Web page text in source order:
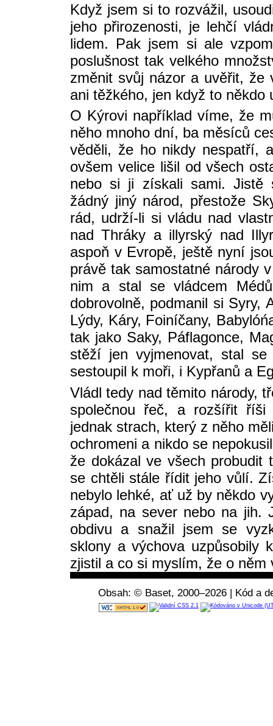
Když jsem si to rozvážil,
jeho přirozenosti, je lehčí
lidem. Pak jsem si ale
poslušnost tak velkého
změnit svůj názor a uvěřit, že
ani těžkého, jen když to
O Kýrovi například víme, že
něho mnoho dní, ba měsíců
věděli, že ho nikdy nespatří,
ovšem velice lišil od všech
nebo si ji získali sami. Jistě
žádný jiný národ, přestože
rád, udrží-li si vládu nad
nad Thráky a illyrský nad
aspoň v Evropě, ještě nyní
právě tak samostatné národy
nim a stal se vládcem
dobrovolně, podmanil si Syry,
Lýdy, Káry, Foiníčany,
tak jako Saky, Páflagonce,
stěží jen vyjmenovat, stal
sestoupil k moři, i Kypřanů a
Vládl tedy nad těmito národy,
společnou řeč, a rozšířit
jednak strach, který z něho
ochromeni a nikdo se
že dokázal ve všech probudit
se chtěli stále řídit jeho vůlí.
nebylo lehké, ať už by někdo
západ, na sever nebo na jih.
obdivu a snažil jsem se
sklony a výchova uzpůsobily
zjistil a co si myslím, že o
Obsah: © Baset, 2000–2026 | Kód a